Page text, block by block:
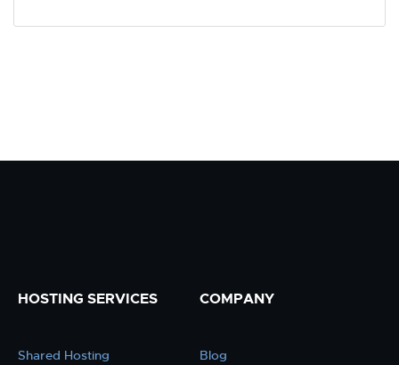
HOSTING SERVICES
Shared Hosting
COMPANY
Blog